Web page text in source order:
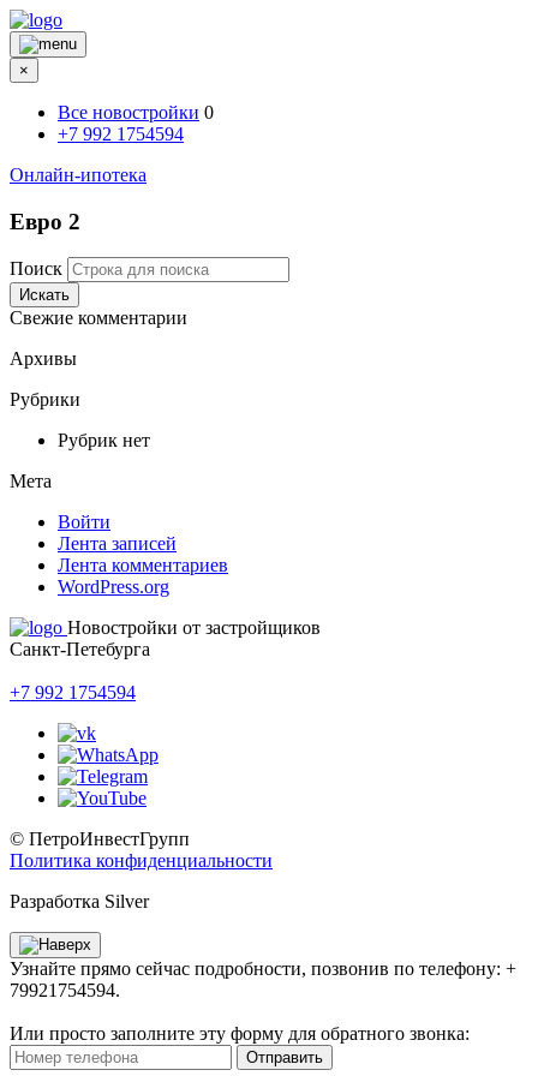
×
Все новостройки 0
+7 992 1754594
Онлайн-ипотека
Евро 2
Поиск
Искать
Свежие комментарии
Архивы
Рубрики
Рубрик нет
Мета
Войти
Лента записей
Лента комментариев
WordPress.org
Новостройки от застройщиков
Санкт-Петебурга
+7 992 1754594
© ПетроИнвестГрупп
Политика конфиденциальности
Разработка Silver
Узнайте прямо сейчас подробности, позвонив по телефону: +
79921754594.
Или просто заполните эту форму для обратного звонка:
Отправить